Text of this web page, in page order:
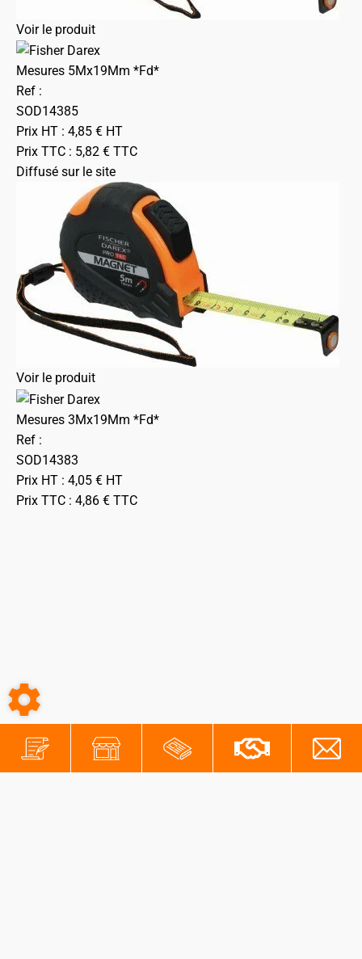
Voir le produit
Mesures 5Mx19Mm *Fd*
Ref :
SOD14385
Prix HT : 4,85 € HT
Prix TTC : 5,82 € TTC
Diffusé sur le site
Voir le produit
Mesures 3Mx19Mm *Fd*
Ref :
SOD14383
Prix HT : 4,05 € HT
Prix TTC : 4,86 € TTC